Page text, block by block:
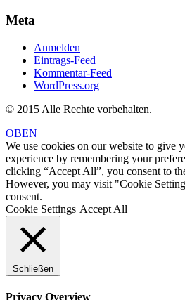
Meta
Anmelden
Eintrags-Feed
Kommentar-Feed
WordPress.org
© 2015 Alle Rechte vorbehalten.
OBEN
We use cookies on our website to give
experience by remembering your
clicking “Accept All”, you consent to
However, you may visit "Cookie
consent.
Cookie Settings Accept All
Schließen
Privacy Overview